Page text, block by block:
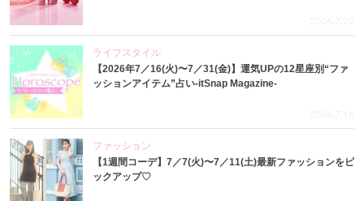
2026.7.22
ライフスタイル
【2026年7／16(火)〜7／31(金)】運気UPの12星座別“ファ
ッションアイテム”占い-itSnap Magazine-
2026.7.16
ファッション
【1週間コーデ】7／7(火)〜7／11(土)最新ファッションをピ
ックアップ♡